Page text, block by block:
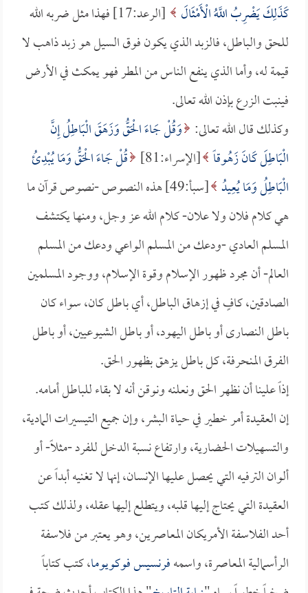
كَذَلِكَ يَضْرِبُ اللَّهُ الْأَمْثَالَ
[الرعد:17] فهذا مثل ضربه الله
للحق والباطل، فالزبد الذي يكون فوق السيل هو زبد ذاهب لا
قيمة له، وأما الذي ينفع الناس من المطر فهو يمكث في الأرض
فينبت الزرع بإذن الله تعالى.
وكذلك قال الله تعالى: وَقُلْ جَاءَ الْحَقُّ وَزَهَقَ الْبَاطِلُ إِنَّ
الْبَاطِلَ كَانَ زَهُوقاً [الإسراء:81]
قُلْ جَاءَ الْحَقُّ وَمَا يُبْدِئُ
الْبَاطِلُ وَمَا يُعِيدُ
[سبأ:49] هذه النصوص -نصوص قرآن ما
هي كلام فلان ولا علان- كلام الله عز وجل، ومنها يكتشف
المسلم العادي -ودعك من المسلم الواعي ودعك من المسلم
العالم- أن مجرد ظهور الإسلام وقوة الإسلام، ووجود المسلمين
الصادقين، كافٍ في إزهاق الباطل، أي باطل كان، سواء كان
باطل النصارى أو باطل اليهود، أو باطل الشيوعيين، أو باطل
الفرق المنحرفة، كل باطل يزهق بظهور الحق.
إذاً علينا أن نظهر الحق ونعلنه ونوقن أنه لا بقاء للباطل أمامه.
إن العقيدة أمر خطير في حياة البشر، وإن جميع التيسيرات المادية،
والتسهيلات الحضارية، وارتفاع نسبة الدخل للفرد -مثلاً- أو
ألوان الترفيه التي يحصل عليها الإنسان، إنها لا تغنيه أبداً عن
العقيدة التي يحتاج إليها قلبه، ويتطلع إليها عقله، ولذلك كتب
أحد الفلاسفة الأمريكان المعاصرين، وهو يعتبر من فلاسفة
الرأسمالية المعاصرة، واسمهفرنسيس فوكويوما، كتب كتاباً